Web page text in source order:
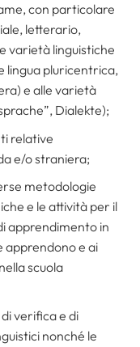
con particolare
letterario,
varietà linguistiche
lingua pluricentrica,
e alle varietà
Dialekte);
relative
e/o straniera;
metodologie
e le attività per il
apprendimento in
apprendono e ai
scuola
verifica e di
nonché le